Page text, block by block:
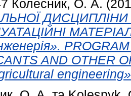
Колесник, О. А.
ДИСЦИПЛІНИ
AND OTHER